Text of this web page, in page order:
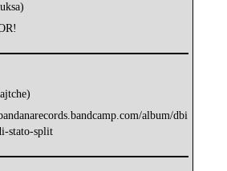
album/dbi
stato-split